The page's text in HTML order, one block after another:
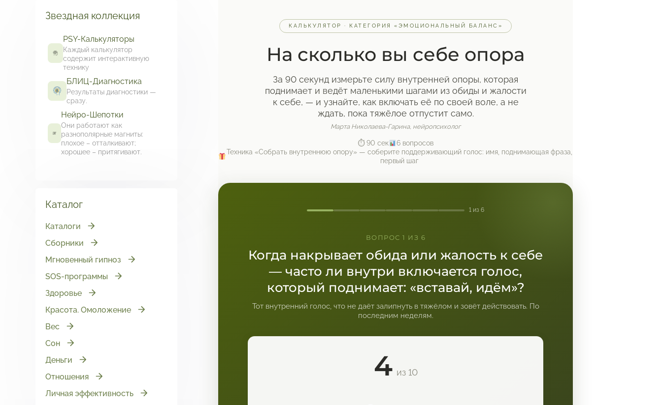
Звездная коллекция
PSY-Калькуляторы
Каждый калькулятор
содержит интерактивную
технику
БЛИЦ-Диагностика
Результаты диагностики —
сразу.
Нейро-Шепотки
Они работают как
разнополярные магниты:
плохое – отталкивают;
хорошее – притягивают.
Каталог
Каталоги
Сборники
Мгновенный гипноз
SOS-программы
Здоровье
Красота. Омоложение
Вес
Сон
Деньги
Отношения
Личная эффективность
КАЛЬКУЛЯТОР · КАТЕГОРИЯ «ЭМОЦИОНАЛЬНЫЙ БАЛАНС»
На сколько вы себе опора
За 90 секунд измерьте силу внутренней опоры, которая
поднимает и ведёт маленькими шагами из обиды и жалости
к себе, — и узнайте, как включать её по своей воле, а не
ждать, пока тяжёлое отпустит само.
Марта Николаева-Гарина, нейропсихолог
⏱ 90 сек
6 вопросов
Техника «Собрать внутреннюю опору» — соберите поддерживающий голос: имя, поднимающая фраза,
первый шаг
1 из 6
ВОПРОС 1 ИЗ 6
Когда накрывает обида или жалость к себе
— часто ли внутри включается голос,
который поднимает: «вставай, идём»?
Тот внутренний голос, что не даёт залипнуть в тяжёлом и зовёт действовать. По
последним неделям.
4 из 10